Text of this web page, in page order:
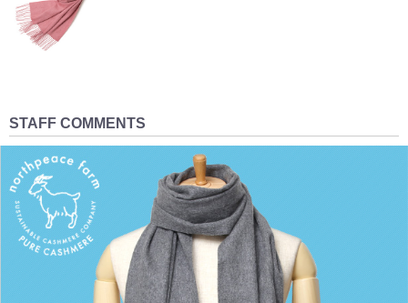
STAFF COMMENTS